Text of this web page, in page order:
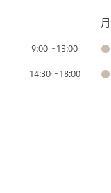
月
9:00～13:00
14:30～18:00